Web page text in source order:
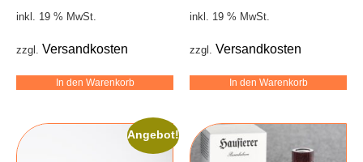
inkl. 19 % MwSt.
zzgl. Versandkosten
In den Warenkorb
inkl. 19 % MwSt.
zzgl. Versandkosten
In den Warenkorb
Angebot!